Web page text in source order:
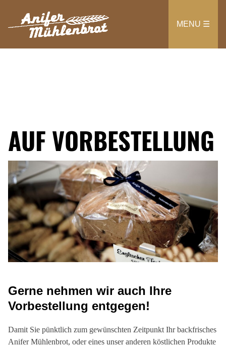
Inhalt
MENU ☰
AUF VORBESTELLUNG
Gerne nehmen wir auch Ihre
Vorbestellung entgegen!
Damit Sie pünktlich zum gewünschten Zeitpunkt Ihr backfrisches
Anifer Mühlenbrot, oder eines unser anderen köstlichen Produkte